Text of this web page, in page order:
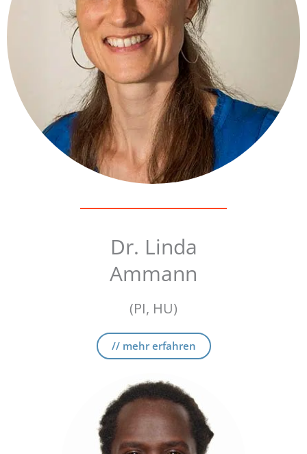
Dr. Linda
Ammann
(PI, HU)
// mehr erfahren